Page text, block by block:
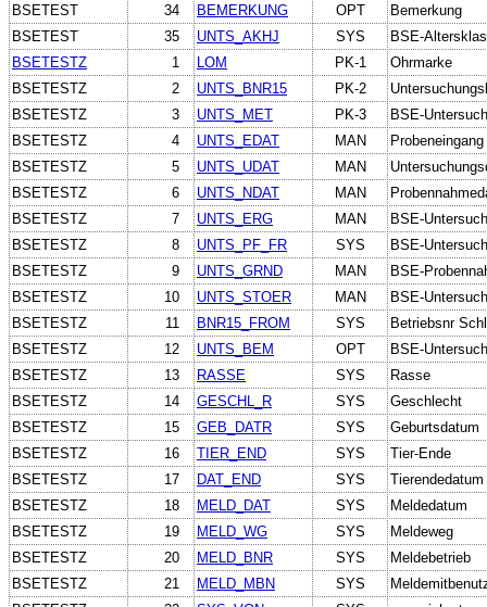
BSETEST
34 BEMERKUNG OPT
Bemerkung
BSETEST
35 UNTS_AKHJ SYS
BSE-
BSETESTZ
1 LOM PK-1
Ohrmarke
BSETESTZ
2 UNTS_BNR15 PK-2
BSETESTZ
3 UNTS_MET PK-3
BSE-
BSETESTZ
4 UNTS_EDAT MAN
BSETESTZ
5 UNTS_UDAT MAN
BSETESTZ
6 UNTS_NDAT MAN
BSETESTZ
7 UNTS_ERG MAN
BSE-
BSETESTZ
8 UNTS_PF_FR SYS
BSE-
BSETESTZ
9 UNTS_GRND MAN
BSE-
BSETESTZ
10 UNTS_STOER MAN
BSE-
BSETESTZ
11 BNR15_FROM SYS
Betriebsnr
BSETESTZ
12 UNTS_BEM OPT
BSE-
BSETESTZ
13 RASSE SYS
Rasse
BSETESTZ
14 GESCHL_R SYS
Geschlecht
BSETESTZ
15 GEB_DATR SYS
Geburtsdatum
BSETESTZ
16 TIER_END SYS
Tier-Ende
BSETESTZ
17 DAT_END SYS
Tierendedatum
BSETESTZ
18 MELD_DAT SYS
Meldedatum
BSETESTZ
19 MELD_WG SYS
Meldeweg
BSETESTZ
20 MELD_BNR SYS
Meldebetrieb
BSETESTZ
21 MELD_MBN SYS